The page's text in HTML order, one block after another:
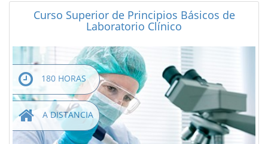
Curso Superior de Principios Básicos de
Laboratorio Clínico
180 HORAS
A DISTANCIA